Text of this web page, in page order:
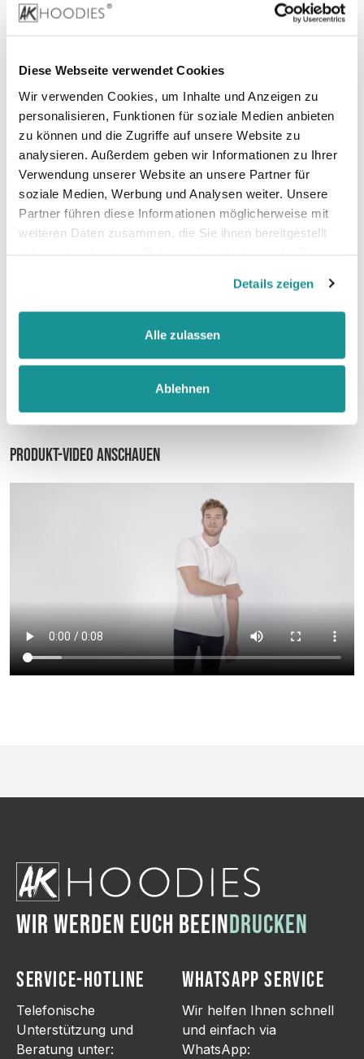
Diese Webseite verwendet Cookies
Wir verwenden Cookies, um Inhalte und Anzeigen zu
personalisieren, Funktionen für soziale Medien anbieten
zu können und die Zugriffe auf unsere Website zu
analysieren. Außerdem geben wir Informationen zu Ihrer
Verwendung unserer Website an unsere Partner für
soziale Medien, Werbung und Analysen weiter. Unsere
Partner führen diese Informationen möglicherweise mit
weiteren Daten zusammen, die Sie ihnen bereitgestellt
Details zeigen
Alle zulassen
Ablehnen
80% Baumwolle, 20% Polyester (Heather Grey)
Stoffgewicht: 180 g/m²
Zertifizierungen:
Vegan, faire Arbeitsbedingungen, Oeko-Tex 100,
Better cotton (BCI cotton)
Produkt-Video anschauen
WIR WERDEN EUCH BEEINDRUCKEN
SERVICE-HOTLINE
Telefonische
Unterstützung und
Beratung unter:
WHATSAPP SERVICE
Wir helfen Ihnen schnell
und einfach via
WhatsApp: